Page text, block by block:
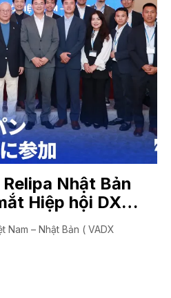
Nhật Bản
Hiệp hội DX
Nam
Nam – Nhật Bản ( VADX